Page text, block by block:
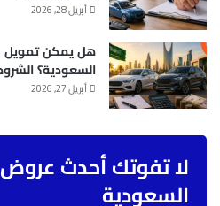
أبريل 28, 2026
هل يمكن تمويل
السعودية؟
أبريل 27, 2026
لا تفوتك أحدث عروض
السعودية